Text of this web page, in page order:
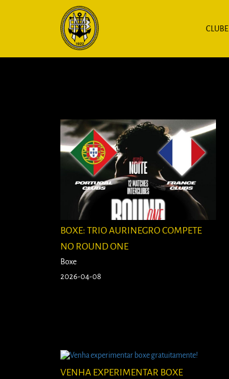
CLUBE
BOXE: TRIO AURINEGRO COMPETE
NO ROUND ONE
Boxe
2026-04-08
VENHA EXPERIMENTAR BOXE